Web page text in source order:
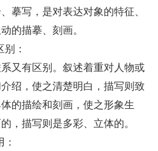
写，是对表达对象的特征、
的描摹、刻画。
：
有区别。叙述着重对人物或
绍，使之清楚明白，描写则致
的描绘和刻画，使之形象生
，描写则是多彩、立体的。